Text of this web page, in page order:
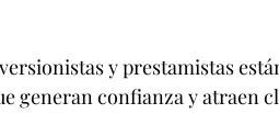
y prestamistas
generan confianza y atraen